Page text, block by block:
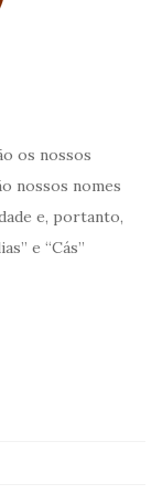
os nossos
nossos nomes
e, portanto,
e “Cás”